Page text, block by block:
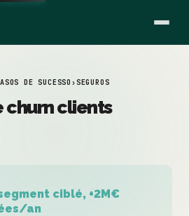
DE SUCESSO ›SEGUROS
churn clients
ciblé, +2M€
an